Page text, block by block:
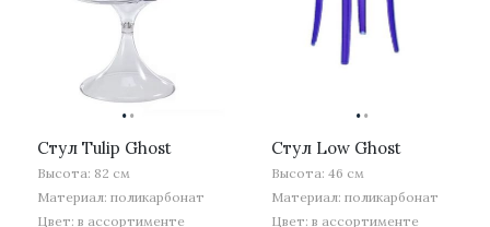
··
Стул Tulip Ghost
Высота: 82 см
Материал: поликарбонат
Цвет: в ассортименте
··
Стул Low Ghost
Высота: 46 см
Материал: поликарбонат
Цвет: в ассортименте